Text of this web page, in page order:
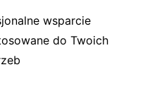
wsparcie
do Twoich